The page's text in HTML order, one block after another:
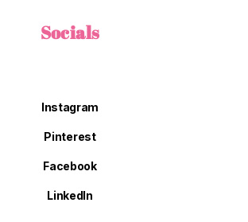
Socials
Instagram
Pinterest
Facebook
LinkedIn